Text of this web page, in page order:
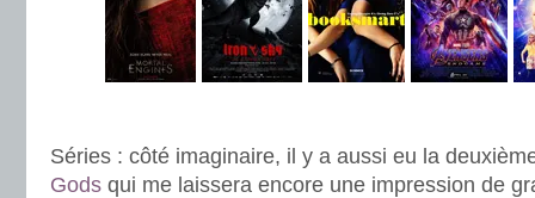
Séries : côté imaginaire, il y a aussi eu la
Gods qui me laissera encore une impression de